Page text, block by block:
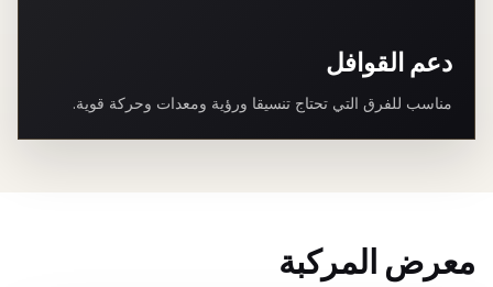
دعم القوافل
مناسب للفرق التي تحتاج تنسيقا ورؤية ومعدات وحركة قوية.
معرض المركبة